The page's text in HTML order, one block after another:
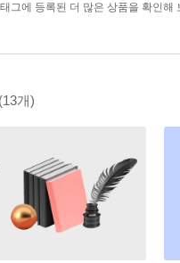
그에 등록된 더 많은 상품을 확인해
(13개)